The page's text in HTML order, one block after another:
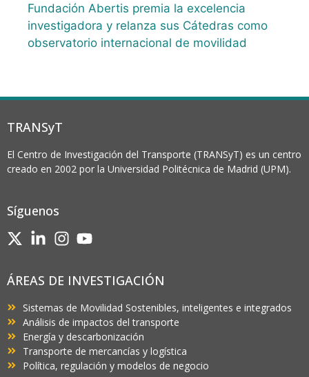
Fundación Abertis premia la excelencia
investigadora y relanza sus Cátedras como
observatorio internacional de movilidad
TRANSyT
El Centro de Investigación del Transporte (TRANSyT) es un centro
creado en 2002 por la Universidad Politécnica de Madrid (UPM).
Síguenos
ÁREAS DE INVESTIGACIÓN
Sistemas de Movilidad Sostenibles, inteligentes e integrados
Análisis de impactos del transporte
Energía y descarbonización
Transporte de mercancías y logística
Política, regulación y modelos de negocio